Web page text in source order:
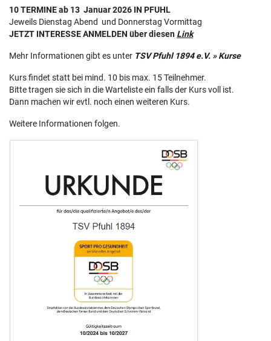
10 TERMINE ab 13 Januar 2026 IN PFUHL
Jeweils Dienstag Abend und Donnerstag Vormittag
JETZT INTERESSE ANMELDEN über diesen Link
Mehr Informationen gibt es unter TSV Pfuhl 1894 e.V. » Kurse
Kurs findet statt bei mind. 10 bis max. 15 Teilnehmer.
Bitte tragen sie sich in die Warteliste ein falls der Kurs voll ist.
Dann machen wir evtl. noch einen weiteren Kurs.
Weitere Informationen folgen.